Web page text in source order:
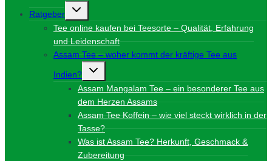
Ratgeber
Untermenü
Tee online kaufen bei Teesorte – Qualität, Erfahrung
und Leidenschaft
Assam Tee – woher kommt der kräftige Tee aus
Indien?
Untermenü
Assam Mangalam Tee – ein besonderer Tee aus
dem Herzen Assams
Assam Tee Koffein – wie viel steckt wirklich in der
Tasse?
Was ist Assam Tee? Herkunft, Geschmack &
Zubereitung